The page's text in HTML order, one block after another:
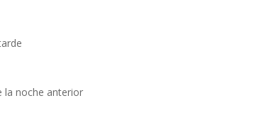
la noche anterior